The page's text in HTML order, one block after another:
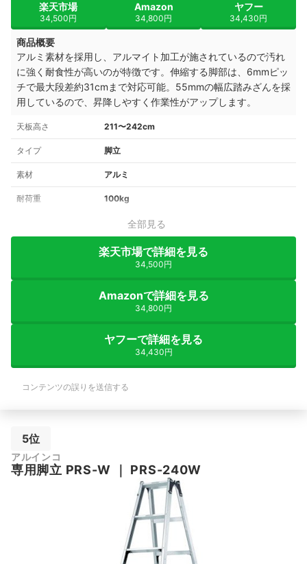
楽天市場
34,500円
Amazon
34,800円
ヤフー
34,430円
商品概要
アルミ素材を採用し、アルマイト加工が施されているので汚れ
に強く耐食性が高いのが特徴です。伸縮する脚部は、6mmピッ
チで最大段差約31cmまで対応可能。 55mmの幅広踏みざんを採
用しているので、 昇降しやすく作業性がアップします。
天板高さ 211〜242cm
タイプ 脚立
素材 アルミ
耐荷重 100kg
全部見る
楽天市場で詳細を見る
34,500円
Amazonで詳細を見る
34,800円
ヤフーで詳細を見る
34,430円
コンテンツの誤りを送信する
5位
アルインコ
専用脚立 PRS-W PRS-240W